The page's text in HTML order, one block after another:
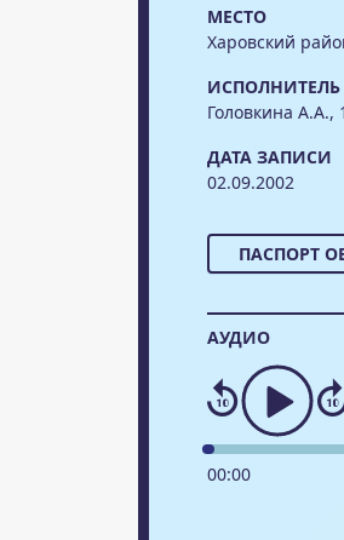
МЕСТО
Харовский
ИСПОЛНИТЕЛЬ
Головкина А.А.,
ДАТА ЗАПИСИ
02.09.2002
ПАСПОРТ
АУДИО
00:00